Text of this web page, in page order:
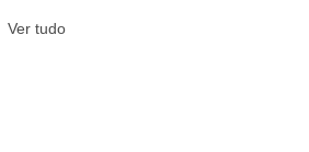
Ver tudo